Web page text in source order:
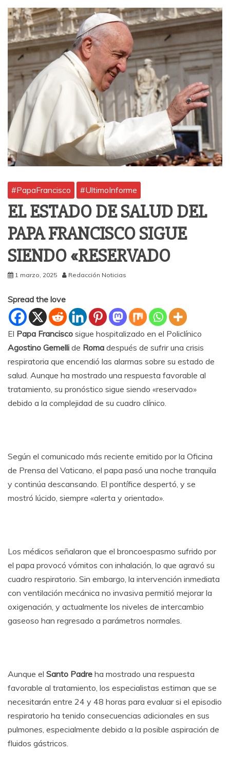
#PapaFrancisco #UltimoInforme
EL ESTADO DE SALUD DEL
PAPA FRANCISCO SIGUE
SIENDO «RESERVADO
1 marzo, 2025 Redacción Noticias
Spread the love
El Papa Francisco sigue hospitalizado en el Policlínico
Agostino Gemelli de Roma después de sufrir una crisis
respiratoria que encendió las alarmas sobre su estado de
salud. Aunque ha mostrado una respuesta favorable al
tratamiento, su pronóstico sigue siendo «reservado»
debido a la complejidad de su cuadro clínico.
Según el comunicado más reciente emitido por la Oficina
de Prensa del Vaticano, el papa pasó una noche tranquila
y continúa descansando. El pontífice despertó, y se
mostró lúcido, siempre «alerta y orientado».
Los médicos señalaron que el broncoespasmo sufrido por
el papa provocó vómitos con inhalación, lo que agravó su
cuadro respiratorio. Sin embargo, la intervención inmediata
con ventilación mecánica no invasiva permitió mejorar la
oxigenación, y actualmente los niveles de intercambio
gaseoso han regresado a parámetros normales.
Aunque el Santo Padre ha mostrado una respuesta
favorable al tratamiento, los especialistas estiman que se
necesitarán entre 24 y 48 horas para evaluar si el episodio
respiratorio ha tenido consecuencias adicionales en sus
pulmones, especialmente debido a la posible aspiración de
fluidos gástricos.